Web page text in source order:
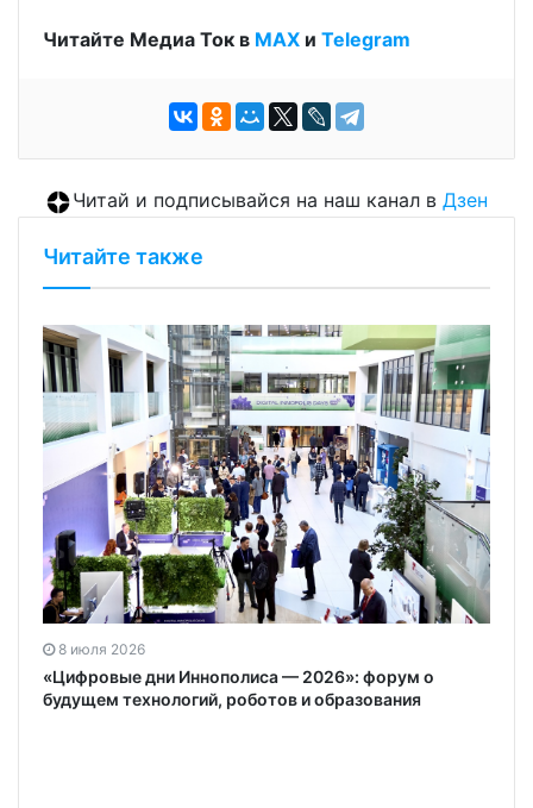
Читайте Медиа Ток в МАХ и Telegram
Читай и подписывайся на наш канал в Дзен
Читайте также
8 июля 2026
«Цифровые дни Иннополиса — 2026»: форум о
будущем технологий, роботов и образования